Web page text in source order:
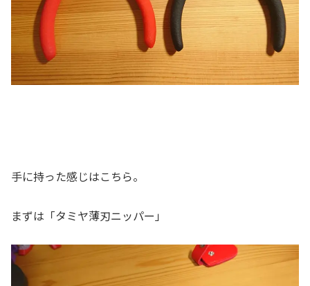
手に持った感じはこちら。
まずは「タミヤ薄刃ニッパー」